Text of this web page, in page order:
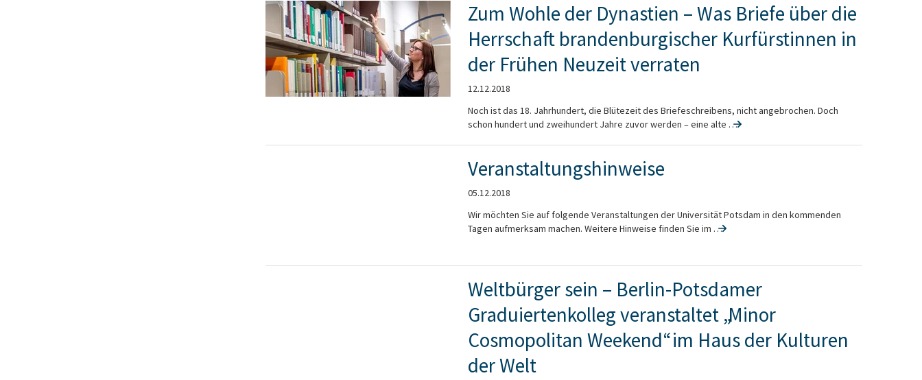
Zum Wohle der Dynastien – Was Briefe über die
Herrschaft brandenburgischer Kurfürstinnen in
der Frühen Neuzeit verraten
12.12.2018
Noch ist das 18. Jahrhundert, die Blütezeit des Briefeschreibens, nicht angebrochen. Doch
schon hundert und zweihundert Jahre zuvor werden – eine alte …
Veranstaltungshinweise
05.12.2018
Wir möchten Sie auf folgende Veranstaltungen der Universität Potsdam in den kommenden
Tagen aufmerksam machen. Weitere Hinweise finden Sie im …
Weltbürger sein – Berlin-Potsdamer
Graduiertenkolleg veranstaltet „Minor
Cosmopolitan Weekend“ im Haus der Kulturen
der Welt